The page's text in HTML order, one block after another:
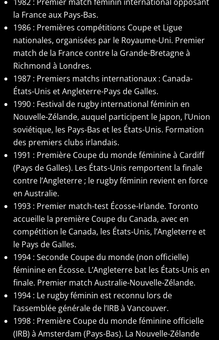
la France aux Pays-Bas.
1986 : Premières compétitions Coupe et Ligue
nationales, organisées par le Royaume-Uni. Premier
match de la France contre la Grande-Bretagne à
Richmond à Londres.
1987 : Premiers matchs internationaux : Canada-
États-Unis et Angleterre-Pays de Galles.
1990 : Festival de rugby international féminin en
Nouvelle-Zélande, auquel participent le Japon, l’Union
soviétique, les Pays-Bas et les États-Unis. Formation
des premiers clubs irlandais.
1991 : Première Coupe du monde féminine à Cardiff
(Pays de Galles). Les États-Unis remportent la finale
contre l’Angleterre ; le rugby féminin revient en force
en Australie.
1993 : Premier match-test Écosse-Irlande. Toronto
accueille la première Coupe du Canada, avec en
compétition le Canada, les États-Unis, l’Angleterre et
le Pays de Galles.
1994 : Seconde Coupe du monde (non officielle)
féminine en Écosse. L’Angleterre bat les États-Unis en
finale. Premier match Australie-Nouvelle-Zélande.
1994 : Le rugby féminin est reconnu lors de
l’assemblée générale de l’IRB à Vancouver.
1998 : Première Coupe du monde féminine officielle
(IRB) à Amsterdam (Pays-Bas). La Nouvelle-Zélande